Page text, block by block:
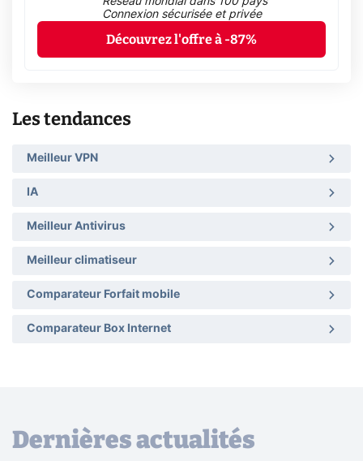
Connexion sécurisée et privée
Découvrez l'offre à -87%
Les tendances
Meilleur VPN
IA
Meilleur Antivirus
Meilleur climatiseur
Comparateur Forfait mobile
Comparateur Box Internet
Dernières actualités